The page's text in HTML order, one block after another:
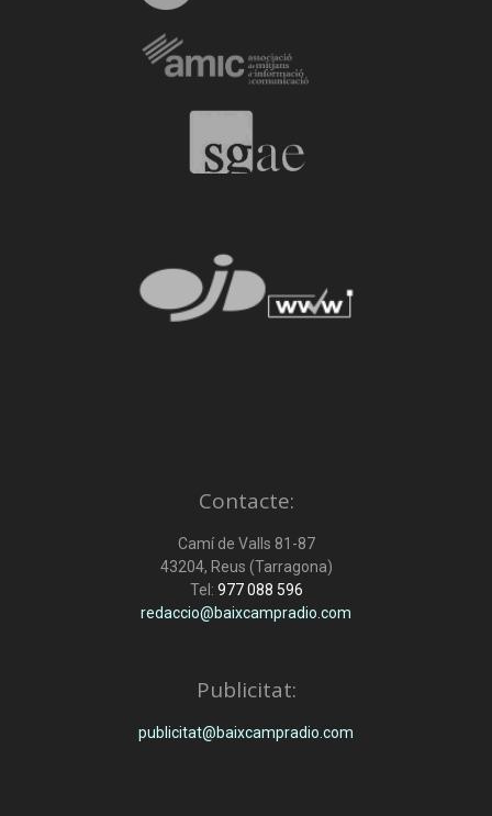
Contacte:
Camí de Valls 81-87
43204, Reus (Tarragona)
Tel: 977 088 596
redaccio@baixcampradio.com
Publicitat:
publicitat@baixcampradio.com